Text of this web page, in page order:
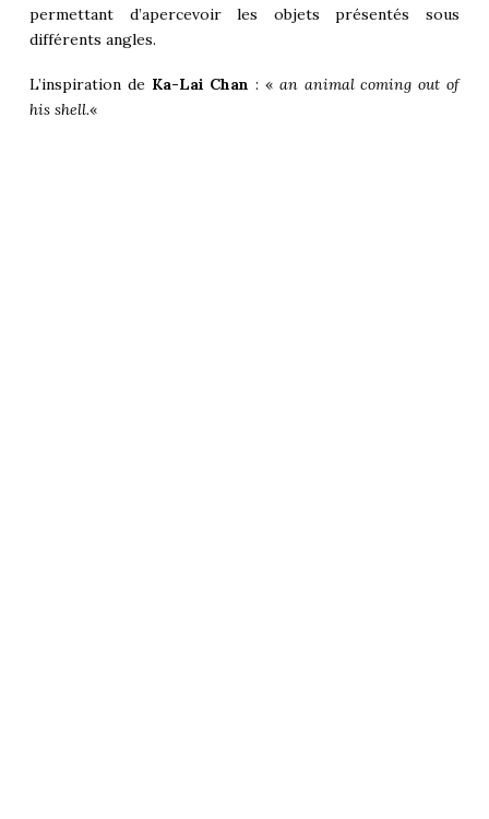
permettant d’apercevoir les objets présentés sous
différents angles.
L’inspiration de Ka-Lai Chan : « an animal coming out of
his shell.«